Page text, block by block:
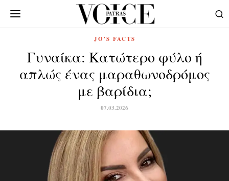
JO'S FACTS
Γυναίκα: Κατώτερο φύλο ή
απλώς ένας μαραθωνοδρόμος
με βαρίδια;
07.03.2026